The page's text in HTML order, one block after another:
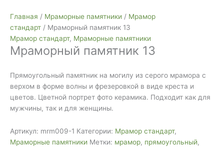
Главная / Мраморные памятники / Мрамор
стандарт / Мраморный памятник 13
Мрамор стандарт, Мраморные памятники
Мраморный памятник 13
Прямоугольный памятник на могилу из серого мрамора с
верхом в форме волны и фрезеровкой в виде креста и
цветов. Цветной портрет фото керамика. Подходит как для
мужчины, так и для женщины.
Артикул: mrm009-1 Категории: Мрамор стандарт,
Мраморные памятники Метки: мрамор, прямоугольный,